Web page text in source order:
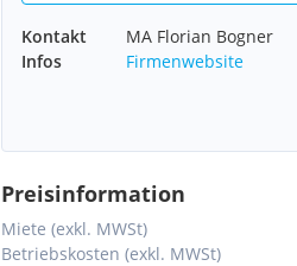
Kontakt
MA Florian Bogner
Infos
Firmenwebsite
Preisinformation
Miete (exkl. MWSt)
Betriebskosten (exkl. MWSt)